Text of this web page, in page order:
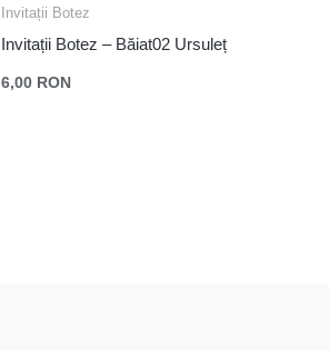
Invitații Botez
Invitații Botez – Băiat02 Ursuleț
6,00 RON